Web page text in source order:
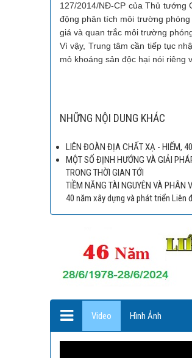
127/2014/NĐ-CP của Thủ tướng
động phân tích môi trường
giá và quan trắc môi trường
Vì vậy, Trung tâm cần tiếp tục
mỏ khoáng sản độc hại nói riêng
NHỮNG NỘI DUNG KHÁC
LIÊN ĐOÀN ĐỊA CHẤT XẠ - HIẾM,
MỘT SỐ ĐỊNH HƯỚNG VÀ GIẢI
TRONG THỜI GIAN TỚI
TIỀM NĂNG TÀI NGUYÊN VÀ PHÂN
40 năm xây dựng và phát triển Liên
Video Hình Ảnh